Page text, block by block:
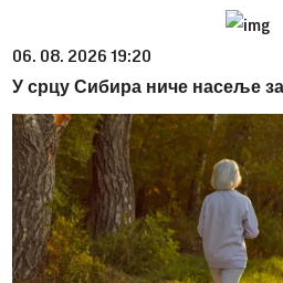
06. 08. 2026 19:20
У срцу Сибира ниче насеље